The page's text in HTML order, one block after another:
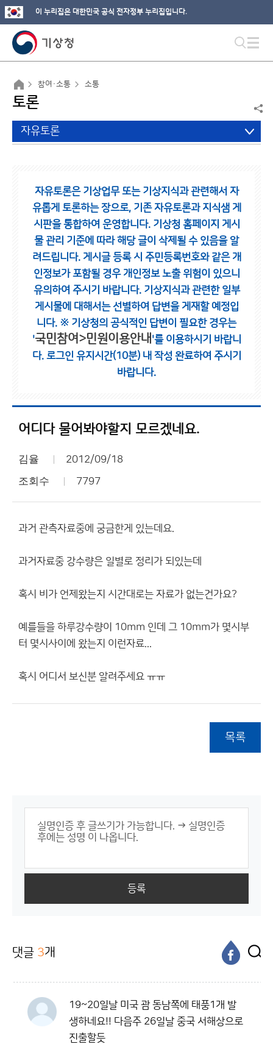
이 누리집은 대한민국 공식 전자정부 누리집입니다.
참여·소통 소통
토론
자유토론
자유토론은 기상업무 또는 기상지식과 관련해서 자
유롭게 토론하는 장으로, 기존 자유토론과 지식샘 게
시판을 통합하여 운영합니다. 기상청 홈페이지 게시
물 관리 기준에 따라 해당 글이 삭제될 수 있음을 알
려드립니다. 게시글 등록 시 주민등록번호와 같은 개
인정보가 포함될 경우 개인정보 노출 위험이 있으니
유의하여 주시기 바랍니다. 기상지식과 관련한 일부
게시물에 대해서는 선별하여 답변을 게재할 예정입
니다. ※ 기상청의 공식적인 답변이 필요한 경우는
'국민참여>민원이용안내 '를 이용하시기 바랍니
다. 로그인 유지시간(10분) 내 작성 완료하여 주시기
바랍니다.
어디다 물어봐야할지 모르겠네요.
김율 2012/09/18
조회수 7797
과거 관측자료중에 궁금한게 있는데요.
과거자료중 강수량은 일별로 정리가 되있는데
혹시 비가 언제왔는지 시간대로는 자료가 없는건가요?
예를들을 하루강수량이 10mm 인데 그 10mm가 몇시부
터 몇시사이에 왔는지 이런자료...
혹시 어디서 보신분 알려주세요 ㅠㅠ
목록
등록
댓글 3개
19~20일날 미국 괌 동남쪽에 태풍1개 발
생하네요!! 다음주 26일날 중국 서해상으로
진출할듯